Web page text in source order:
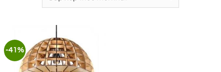
-41%